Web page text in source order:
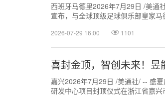
西班牙马德里2026年7月29日 /美通
宣布，与全球顶级足球俱乐部皇家
2026-07-29 16:00 1101
喜封金顶，智创未来！
嘉兴2026年7月29日 /美通社/ -- 盛
研发中心项目封顶仪式在浙江省嘉